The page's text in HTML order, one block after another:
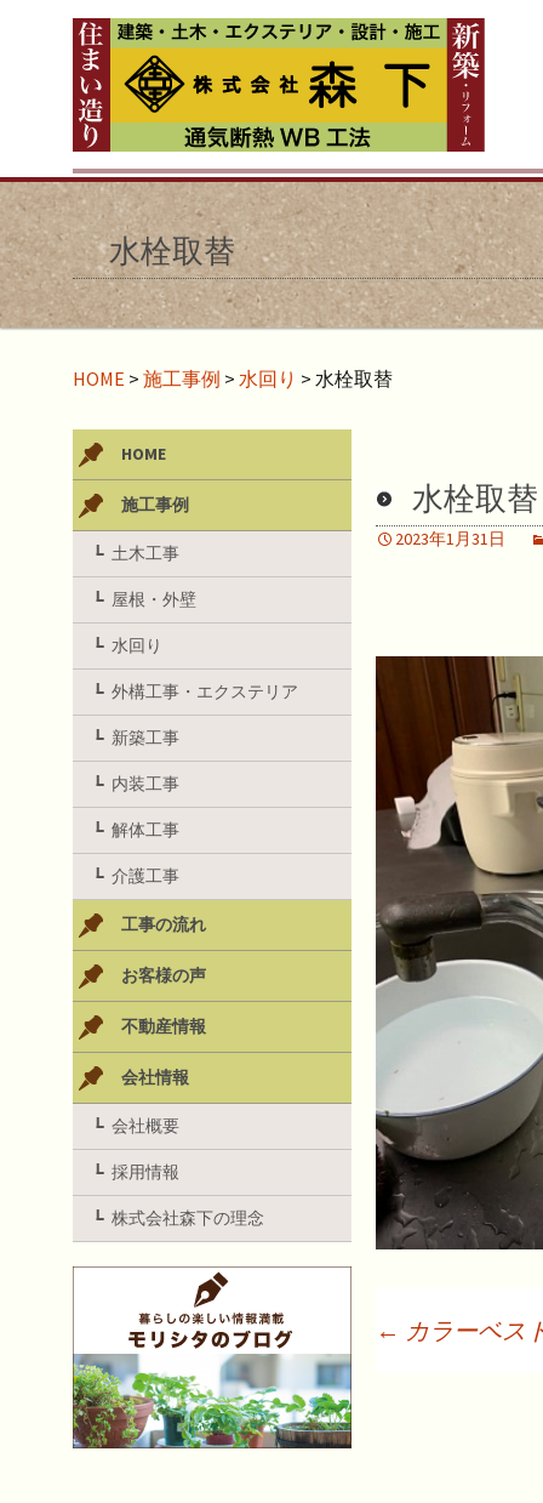
水栓取替
HOME > 施工事例 > 水回り > 水栓取替
水栓取替
2023年1月31日
← カラーベス
HOME
施工事例
土木工事
屋根・外壁
水回り
外構工事・エクステリア
新築工事
内装工事
解体工事
介護工事
工事の流れ
お客様の声
不動産情報
会社情報
会社概要
採用情報
株式会社森下の理念